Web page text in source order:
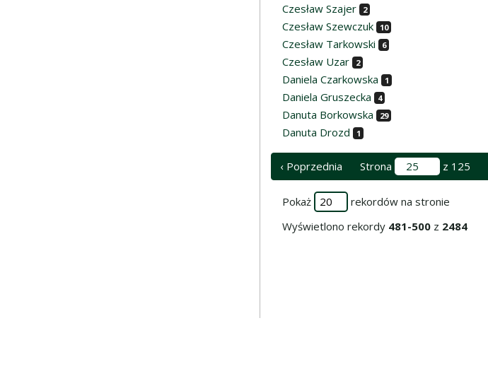
Czesław Szajer 2
Czesław Szewczuk 10
Czesław Tarkowski 6
Czesław Uzar 2
Daniela Czarkowska 1
Daniela Gruszecka 4
Danuta Borkowska 29
Danuta Drozd 1
‹ Poprzednia Strona z 125
Pokaż
rekordów na stronie
Wyświetlono rekordy 481-500 z 2484